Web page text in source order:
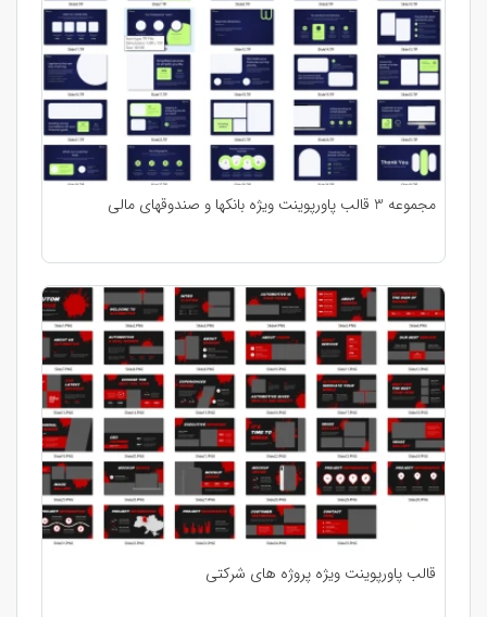
مجموعه 3 قالب پاورپوینت ویژه بانکها و صندوقهای مالی
قالب پاورپوینت ویژه پروژه های شرکتی